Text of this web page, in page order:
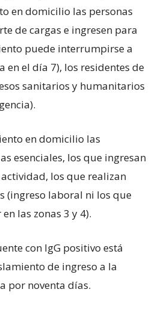
en domicilio las personas
de cargas e ingresen para
puede interrumpirse a
en el día 7), los residentes de
sanitarios y humanitarios
en domicilio las
esenciales, los que ingresan
los que realizan
(ingreso laboral ni los que
las zonas 3 y 4).
con IgG positivo está
de ingreso a la
por noventa días.